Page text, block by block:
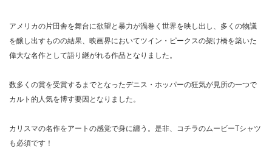
アメリカの片田舎を舞台に欲望と暴力が渦巻く世界を映し出し、多くの物議
を醸し出すものの結果、映画界においてツイン・ピークスの架け橋を築いた
偉大な名作として語り継がれる作品となりました。
数多くの賞を受賞するまでとなったデニス・ホッパーの狂気が見所の一つで
カルト的人気を博す要因となりました。
カリスマの名作をアートの感覚で身に纏う。是非、コチラのムービーTシャツ
も必須です！